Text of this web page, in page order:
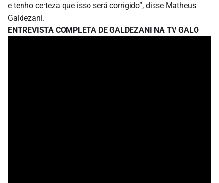
e tenho certeza que isso será corrigido”, disse Matheus
Galdezani.
ENTREVISTA COMPLETA DE GALDEZANI NA TV GALO